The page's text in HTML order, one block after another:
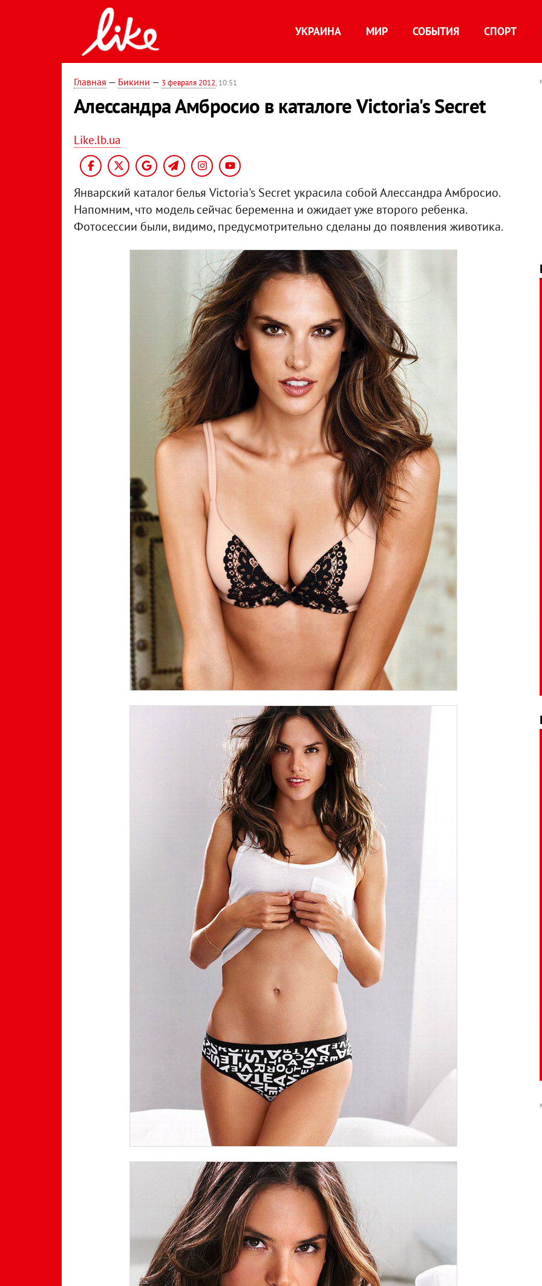
УКРАИНА МИР СОБЫТИЯ СПОРТ
Главная — Бикини — 3 февраля 2012, 10:51
Алессандра Амбросио в каталоге Victoria's Secret
Like.lb.ua
Январский каталог белья Victoria's Secret украсила собой Алессандра Амбросио.
Напомним, что модель сейчас беременна и ожидает уже второго ребенка.
Фотосессии были, видимо, предусмотрительно сделаны до появления животика.